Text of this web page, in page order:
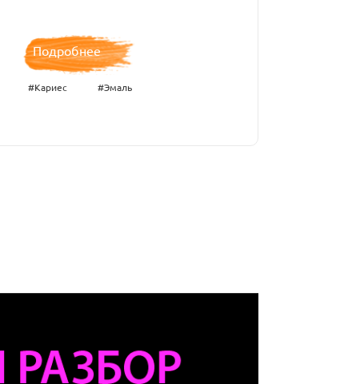
Подробнее
#Кариес #Эмаль